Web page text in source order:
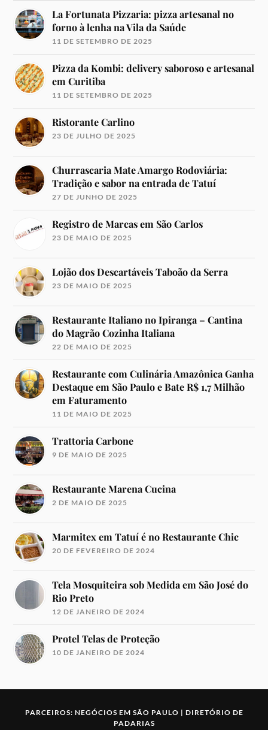
La Fortunata Pizzaria: pizza artesanal no
forno à lenha na Vila da Saúde
11 DE SETEMBRO DE 2025
Pizza da Kombi: delivery saboroso e artesanal
em Curitiba
11 DE SETEMBRO DE 2025
Ristorante Carlino
23 DE JULHO DE 2025
Churrascaria Mate Amargo Rodoviária:
Tradição e sabor na entrada de Tatuí
27 DE JUNHO DE 2025
Registro de Marcas em São Carlos
23 DE MAIO DE 2025
Lojão dos Descartáveis Taboão da Serra
23 DE MAIO DE 2025
Restaurante Italiano no Ipiranga – Cantina
do Magrão Cozinha Italiana
22 DE MAIO DE 2025
Restaurante com Culinária Amazônica Ganha
Destaque em São Paulo e Bate R$ 1,7 Milhão
em Faturamento
11 DE MAIO DE 2025
Trattoria Carbone
9 DE MAIO DE 2025
Restaurante Marena Cucina
2 DE MAIO DE 2025
Marmitex em Tatuí é no Restaurante Chic
20 DE FEVEREIRO DE 2024
Tela Mosquiteira sob Medida em São José do
Rio Preto
12 DE JANEIRO DE 2024
Protel Telas de Proteção
10 DE JANEIRO DE 2024
PARCEIROS: NEGÓCIOS EM SÃO PAULO | DIRETÓRIO DE
PADARIAS